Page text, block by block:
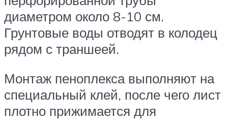
диаметром около 8-10 см.
Грунтовые воды отводят в колодец
рядом с траншеей.
Монтаж пеноплекса выполняют на
специальный клей, после чего лист
плотно прижимается для